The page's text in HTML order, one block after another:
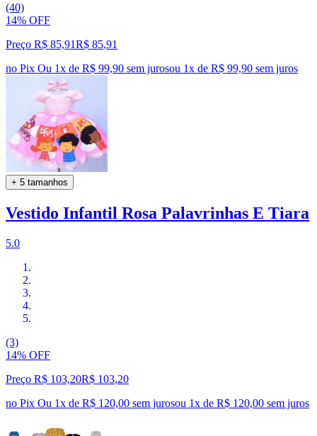
(40)
14% OFF
Preço R$ 85,91R$ 85,91
no Pix Ou 1x de R$ 99,90 sem jurosou 1x de R$ 99,90 sem juros
+ 5 tamanhos
Vestido Infantil Rosa Palavrinhas E Tiara
5.0
(3)
14% OFF
Preço R$ 103,20R$ 103,20
no Pix Ou 1x de R$ 120,00 sem jurosou 1x de R$ 120,00 sem juros